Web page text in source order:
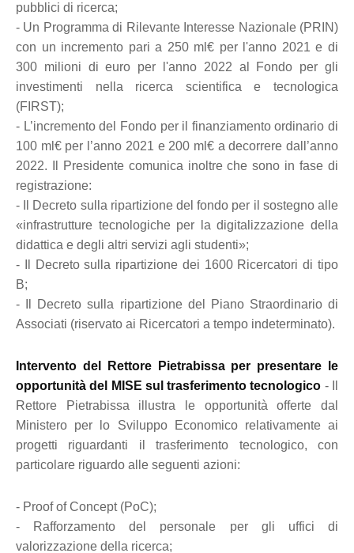
pubblici di ricerca;
- Un Programma di Rilevante Interesse Nazionale (PRIN)
con un incremento pari a 250 ml€ per l'anno 2021 e di
300 milioni di euro per l'anno 2022 al Fondo per gli
investimenti nella ricerca scientifica e tecnologica
(FIRST);
- L’incremento del Fondo per il finanziamento ordinario di
100 ml€ per l’anno 2021 e 200 ml€ a decorrere dall’anno
2022.
Il Presidente comunica inoltre che sono in fase di
registrazione:
- Il Decreto sulla ripartizione del fondo per il sostegno alle
«infrastrutture tecnologiche per la digitalizzazione della
didattica e degli altri servizi agli studenti»;
- Il Decreto sulla ripartizione dei 1600 Ricercatori di tipo
B;
- Il Decreto sulla ripartizione del Piano Straordinario di
Associati (riservato ai Ricercatori a tempo indeterminato).
Intervento del Rettore Pietrabissa per presentare le
opportunità del MISE sul trasferimento tecnologico - Il
Rettore Pietrabissa illustra le opportunità offerte dal
Ministero per lo Sviluppo Economico relativamente ai
progetti riguardanti il trasferimento tecnologico, con
particolare riguardo alle seguenti azioni:
- Proof of Concept (PoC);
- Rafforzamento del personale per gli uffici di
valorizzazione della ricerca;